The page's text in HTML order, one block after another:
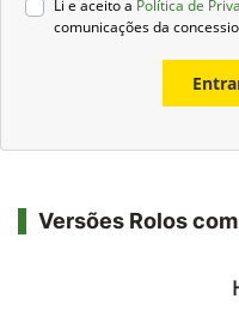
Li e aceito a Política de
comunicações da
Versões Rolos